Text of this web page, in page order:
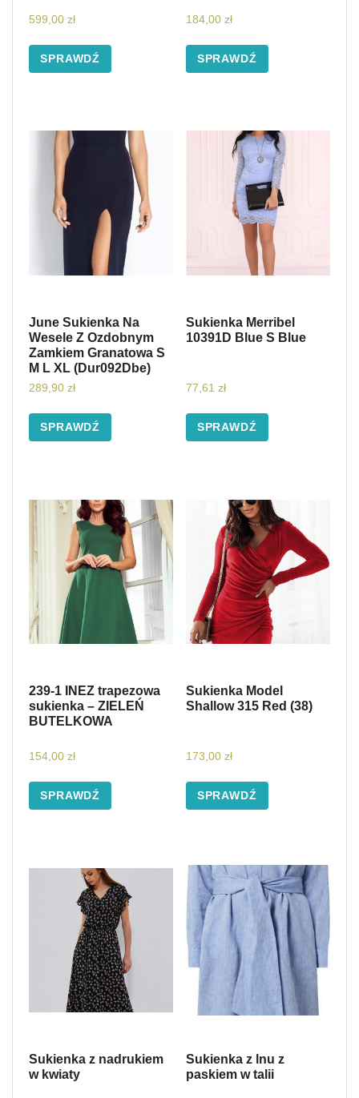
599,00 zł
SPRAWDŹ
184,00 zł
SPRAWDŹ
June Sukienka Na
Wesele Z Ozdobnym
Zamkiem Granatowa S
M L XL (Dur092Dbe)
289,90 zł
SPRAWDŹ
Sukienka Merribel
10391D Blue S Blue
77,61 zł
SPRAWDŹ
239-1 INEZ trapezowa
sukienka – ZIELEŃ
BUTELKOWA
154,00 zł
SPRAWDŹ
Sukienka Model
Shallow 315 Red (38)
173,00 zł
SPRAWDŹ
Sukienka z nadrukiem
w kwiaty
Sukienka z lnu z
paskiem w talii